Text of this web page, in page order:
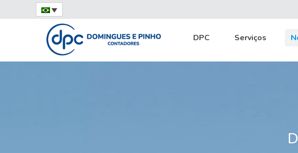
DPC Serviços
Home Notícias